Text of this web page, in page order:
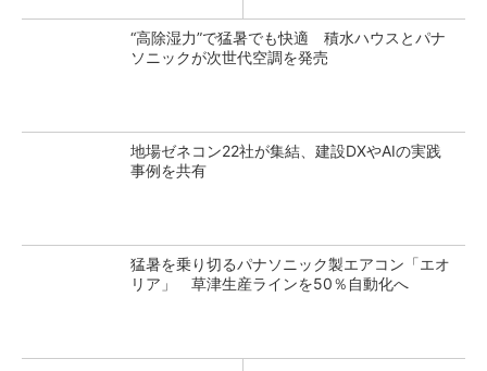
“高除湿力”で猛暑でも快適 積水ハウスとパナ
ソニックが次世代空調を発売
地場ゼネコン22社が集結、建設DXやAIの実践
事例を共有
猛暑を乗り切るパナソニック製エアコン「エオ
リア」 草津生産ラインを50％自動化へ